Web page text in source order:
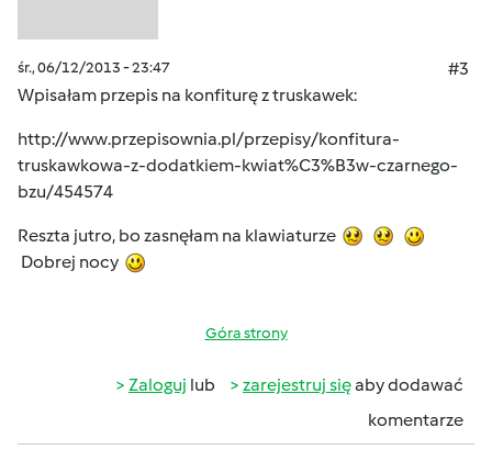
śr., 06/12/2013 - 23:47
#3
Wpisałam przepis na konfiturę z truskawek:
http://www.przepisownia.pl/przepisy/konfitura-
truskawkowa-z-dodatkiem-kwiat%C3%B3w-czarnego-
bzu/454574
Reszta jutro, bo zasnęłam na klawiaturze
Dobrej nocy
Góra strony
Zaloguj lub zarejestruj sięaby dodawać
komentarze